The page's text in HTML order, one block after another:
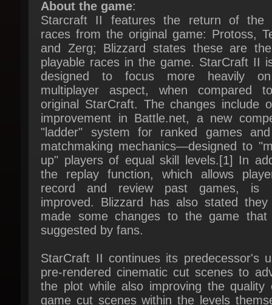
races from the original game: Protoss,
and Zerg; Blizzard states these are the
playable races in the game. StarCraft II is
designed to focus more heavily on
multiplayer aspect, when compared
original StarCraft. The changes include
improvement in Battle.net, a new
"ladder" system for ranked games and
matchmaking mechanics—designed to
up" players of equal skill levels.[1] In
the replay function, which allows
record and review past games, is
improved. Blizzard has also stated they
made some changes to the game that
suggested by fans.
StarCraft II continues its predecessor's
pre-rendered cinematic cut scenes to
the plot while also improving the quality
game cut scenes within the levels
which are rendered on-the-fly using the
game engine as the graphics in the